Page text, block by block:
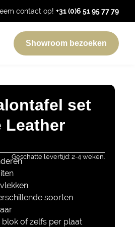
contact op! +31 (0)6 51 95 77 79
Showroom bezoeken
set
Leather
Geschatte levertijd: 2-4 weken.
soorten
of zelfs per plaat